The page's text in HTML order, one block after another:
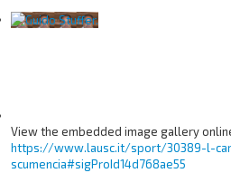
View the embedded image gallery
https://www.lausc.it/sport/30389-l-
scumencia#sigProId14d768ae55